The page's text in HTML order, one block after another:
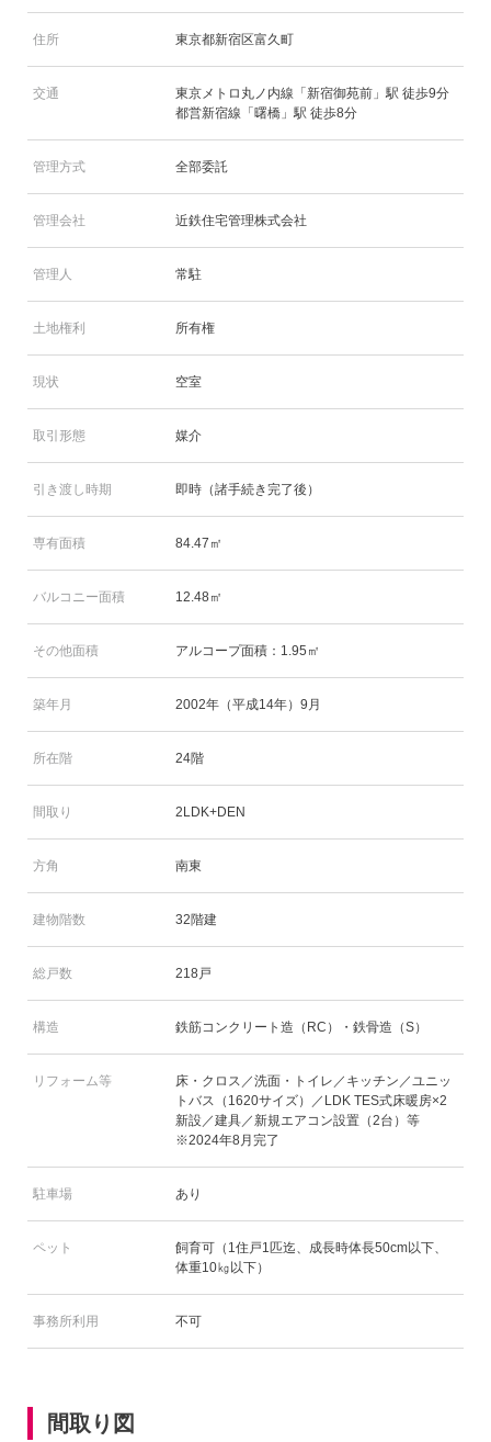
住所 東京都新宿区富久町
交通
東京メトロ丸ノ内線「新宿御苑前」駅 徒歩9分
都営新宿線「曙橋」駅 徒歩8分
管理方式 全部委託
管理会社 近鉄住宅管理株式会社
管理人 常駐
土地権利 所有権
現状 空室
取引形態 媒介
引き渡し時期 即時（諸手続き完了後）
専有面積 84.47㎡
バルコニー面積 12.48㎡
その他面積 アルコープ面積：1.95㎡
築年月 2002年（平成14年）9月
所在階 24階
間取り 2LDK+DEN
方角 南東
建物階数 32階建
総戸数 218戸
構造 鉄筋コンクリート造（RC）・鉄骨造（S）
リフォーム等
床・クロス／洗面・トイレ／キッチン／ユニッ
トバス（1620サイズ）／LDK TES式床暖房×2
新設／建具／新規エアコン設置（2台）等
※2024年8月完了
駐車場 あり
ペット
飼育可（1住戸1匹迄、成長時体長50cm以下、
体重10㎏以下）
事務所利用 不可
間取り図